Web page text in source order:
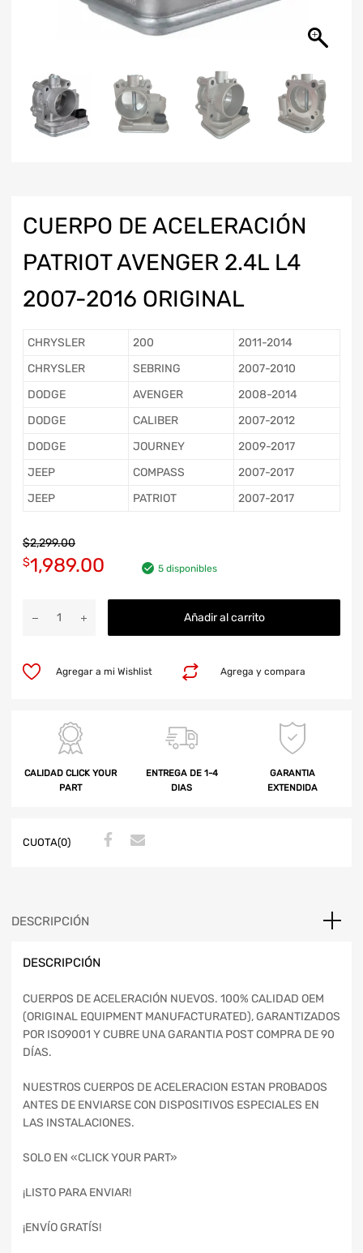
CUERPO DE ACELERACIÓN
PATRIOT AVENGER 2.4L L4
2007-2016 ORIGINAL
CHRYSLER 200
2011-2014
CHRYSLER
SEBRING
2007-2010
DODGE
AVENGER
2008-2014
DODGE
CALIBER
2007-2012
DODGE
JOURNEY
2009-2017
JEEP
COMPASS
2007-2017
JEEP
PATRIOT 2007-2017
$2,299.00
$1,989.00 5 disponibles
Añadir al carrito
Agrega y compara
Agregar a mi Wishlist
CALIDAD CLICK YOUR
PART
ENTREGA DE 1-4
DIAS
GARANTIA
EXTENDIDA
CUOTA(0)
DESCRIPCIÓN
DESCRIPCIÓN
CUERPOS DE ACELERACIÓN NUEVOS. 100% CALIDAD OEM
(ORIGINAL EQUIPMENT MANUFACTURATED), GARANTIZADOS
POR ISO9001 Y CUBRE UNA GARANTIA POST COMPRA DE 90
DÍAS.
NUESTROS CUERPOS DE ACELERACION ESTAN PROBADOS
ANTES DE ENVIARSE CON DISPOSITIVOS ESPECIALES EN
LAS INSTALACIONES.
SOLO EN «CLICK YOUR PART»
¡LISTO PARA ENVIAR!
¡ENVÍO GRATÍS!